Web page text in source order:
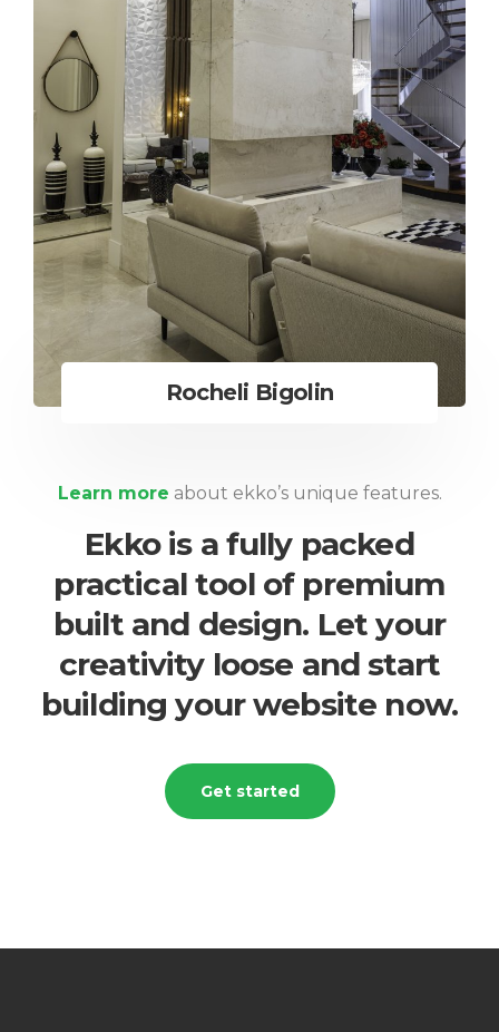
Rocheli Bigolin
Learn more about ekko’s unique features.
Ekko is a fully packed
practical tool of premium
built and design. Let your
creativity loose and start
building your website now.
Get started